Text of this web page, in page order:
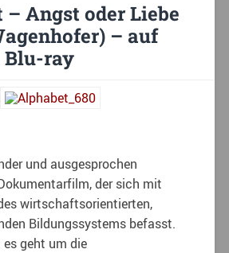
Angst oder Liebe
– auf
Blu-ray
und ausgesprochen
der sich mit
wirtschaftsorientierten,
Bildungssystems befasst.
geht um die